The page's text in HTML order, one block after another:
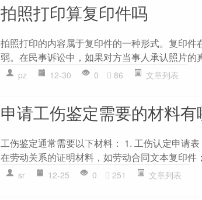
拍照打印算复印件吗
拍照打印的内容属于复印件的一种形式。复印
弱。在民事诉讼中，如果对方当事人承认照片的
pz 12-30 0 86 文章列表
申请工伤鉴定需要的材料有
工伤鉴定通常需要以下材料： 1. 工伤认定申请
在劳动关系的证明材料，如劳动合同文本复印件
sr 12-25 0 251 文章列表